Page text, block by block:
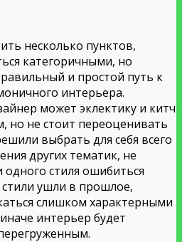
несколько пунктов,
категоричными, но
и простой путь к
интерьера.
может эклектику и китч
но не стоит переоценивать
выбрать для себя всего
других тематик, не
стиля ошибиться
ушли в прошлое,
слишком характерными
интерьер будет